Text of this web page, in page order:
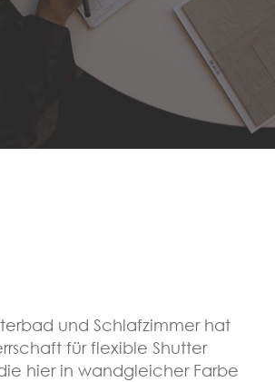
und Schlafzimmer hat
für flexible Shutter
hier in wandgleicher Farbe